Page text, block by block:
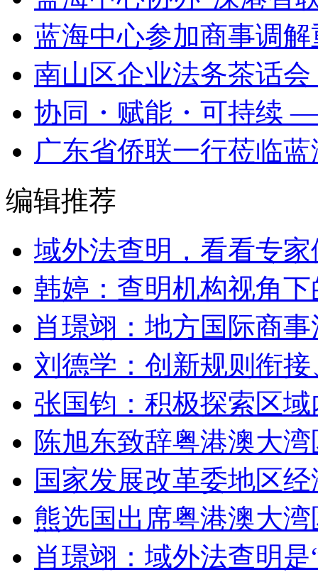
蓝海中心参加商事调
南山区企业法务茶话
协同・赋能・可持续
广东省侨联一行莅临
编辑推荐
域外法查明，看看专
韩婷：查明机构视角
肖璟翊：地方国际商
刘德学：创新规则衔
张国钧：积极探索区
陈旭东致辞粤港澳大
国家发展改革委地区
熊选国出席粤港澳大
肖璟翊：域外法查明